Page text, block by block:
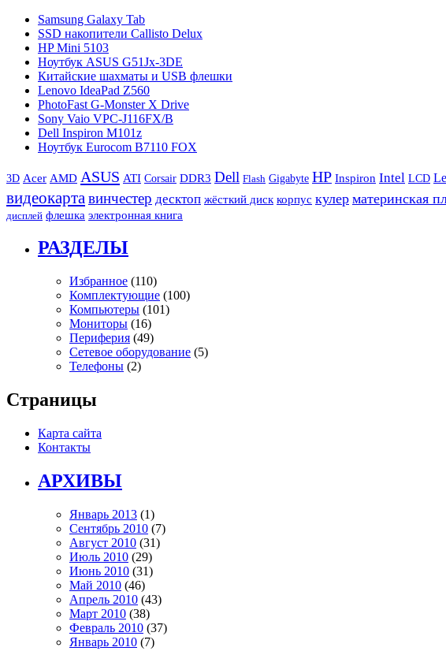
Samsung Galaxy Tab
SSD накопители Callisto Delux
HP Mini 5103
Ноутбук ASUS G51Jx-3DE
Китайские шахматы и USB флешки
Lenovo IdeaPad Z560
PhotoFast G-Monster X Drive
Sony Vaio VPC-J116FX/B
Dell Inspiron M101z
Ноутбук Eurocom B7110 FOX
3D Acer AMD ASUS ATI Corsair DDR3 Dell Flash Gigabyte HP Inspiron Intel LCD
видеокарта винчестер десктоп жёсткий диск корпус кулер материнская
дисплей флешка электронная книга
РАЗДЕЛЫ
Избранное (110)
Комплектующие (100)
Компьютеры (101)
Мониторы (16)
Периферия (49)
Сетевое оборудование (5)
Телефоны (2)
Страницы
Карта сайта
Контакты
АРХИВЫ
Январь 2013 (1)
Сентябрь 2010 (7)
Август 2010 (31)
Июль 2010 (29)
Июнь 2010 (31)
Май 2010 (46)
Апрель 2010 (43)
Март 2010 (38)
Февраль 2010 (37)
Январь 2010 (7)